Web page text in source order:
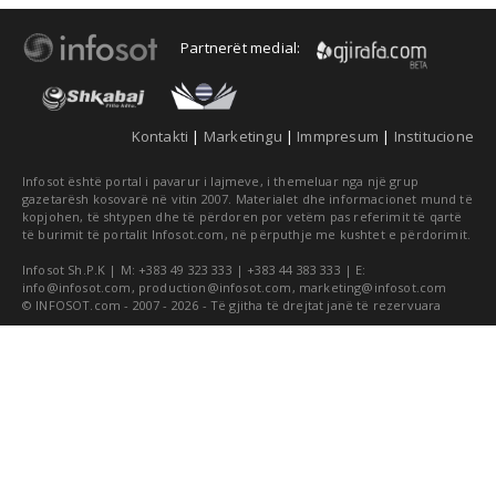
Partnerët medial:
Kontakti | Marketingu | Immpresum | Institucione
Infosot është portal i pavarur i lajmeve, i themeluar nga një grup
gazetarësh kosovarë në vitin 2007. Materialet dhe informacionet mund të
kopjohen, të shtypen dhe të përdoren por vetëm pas referimit të qartë
të burimit të portalit Infosot.com, në përputhje me kushtet e përdorimit.
Infosot Sh.P.K | M: +383 49 323 333 | +383 44 383 333 | E:
info@infosot.com , production@infosot.com , marketing@infosot.com
© INFOSOT.com - 2007 - 2026 - Të gjitha të drejtat janë të rezervuara